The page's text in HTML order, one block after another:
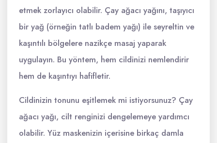
etmek zorlayıcı olabilir. Çay ağacı yağını, taşıyıcı
bir yağ (örneğin tatlı badem yağı) ile seyreltin ve
kaşıntılı bölgelere nazikçe masaj yaparak
uygulayın. Bu yöntem, hem cildinizi nemlendirir
hem de kaşıntıyı hafifletir.
Cildinizin tonunu eşitlemek mi istiyorsunuz? Çay
ağacı yağı, cilt renginizi dengelemeye yardımcı
olabilir. Yüz maskenizin içerisine birkaç damla